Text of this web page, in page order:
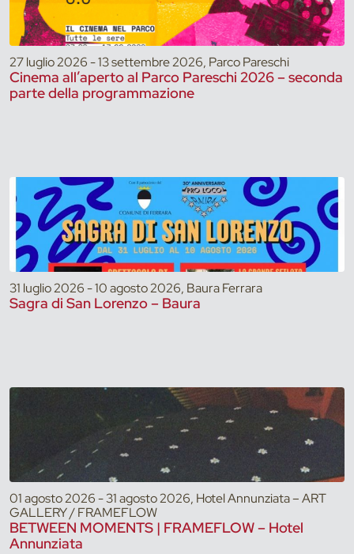
27 luglio 2026 - 13 settembre 2026, Parco Pareschi
Cinema all’aperto al Parco Pareschi 2026 – seconda
parte della programmazione
31 luglio 2026 - 10 agosto 2026, Baura Ferrara
Sagra di San Lorenzo – Baura
01 agosto 2026 - 31 agosto 2026, Hotel Annunziata – ART
GALLERY / FRAMEFLOW
BETWEEN MOMENTS | FRAMEFLOW – Hotel
Annunziata